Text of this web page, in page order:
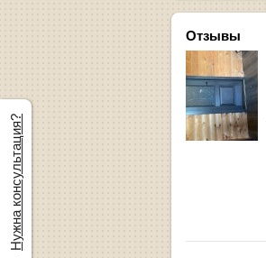
Отзывы
Нужна консультация?